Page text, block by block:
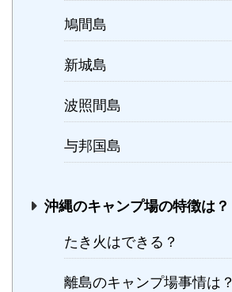
鳩間島
新城島
波照間島
与邦国島
沖縄のキャンプ場の特徴は？
たき火はできる？
離島のキャンプ場事情は？